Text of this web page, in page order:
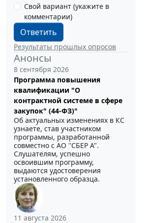
Свой вариант (укажите в
комментарии)
Ответить
Результаты прошлых опросов
Анонсы
8 сентября 2026
Программа повышения
квалификации "О
контрактной системе в сфере
закупок" (44-ФЗ)"
Об актуальных изменениях в КС
узнаете, став участником
программы, разработанной
совместно с АО ''СБЕР А".
Слушателям, успешно
освоившим программу,
выдаются удостоверения
установленного образца.
11 августа 2026